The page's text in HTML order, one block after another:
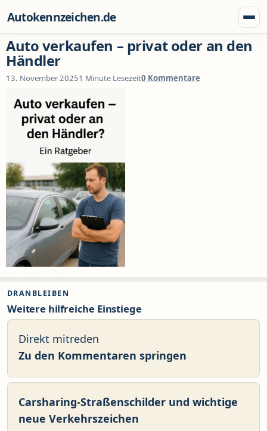
Autokennzeichen.de
Auto verkaufen – privat oder an den
Händler
13. November 20251 Minute Lesezeit0 Kommentare
DRANBLEIBEN
Weitere hilfreiche Einstiege
Direkt mitreden
Zu den Kommentaren springen
Carsharing-Straßenschilder und wichtige
neue Verkehrszeichen